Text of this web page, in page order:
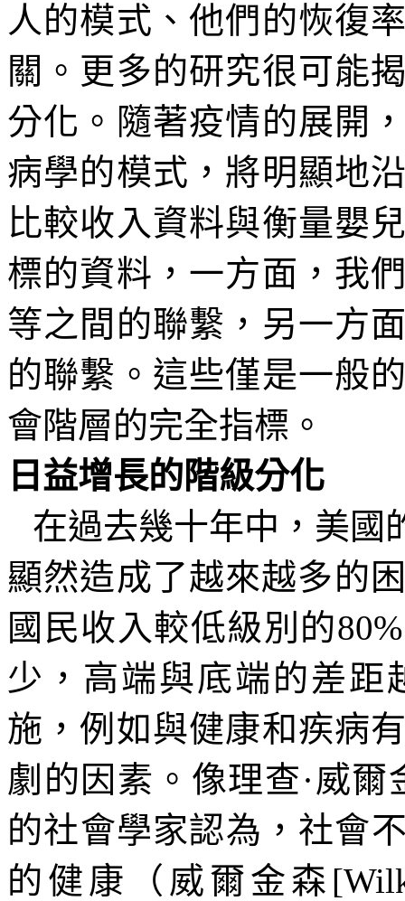
人的模式、他們的恢復
關。更多的研究很可能
分化。隨著疫情的展開
病學的模式，將明顯地
比較收入資料與衡量嬰
標的資料，一方面，我
等之間的聯繫，另一方
的聯繫。這些僅是一般
會階層的完全指標。
日益增長的階級分化
在過去幾十年中，美國
顯然造成了越來越多的
國民收入較低級別的80%
少，高端與底端的差距
施，例如與健康和疾病
劇的因素。像理查·威爾
的社會學家認為，社會
的健康（威爾金森